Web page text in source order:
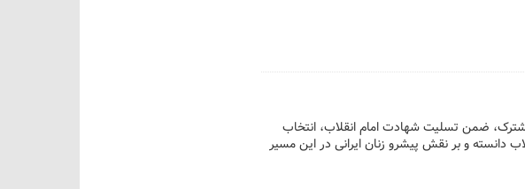
مشترک، ضمن تسلیت شهادت امام انقلاب، انتخاب
دانسته و بر نقش پیشرو زنان ایرانی در این مسیر